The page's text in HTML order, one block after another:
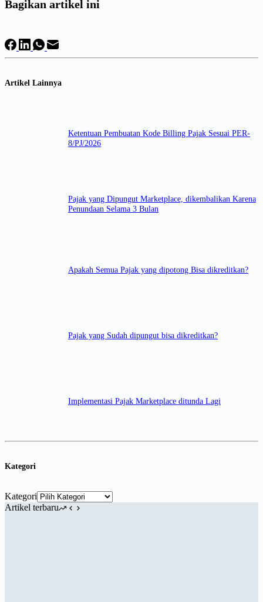
Bagikan artikel ini
Artikel Lainnya
Ketentuan Pembuatan Kode Billing Pajak Sesuai PER-
8/PJ/2026
Pajak yang Dipungut Marketplace, dikembalikan Karena
Penundaan Selama 3 Bulan
Apakah Semua Pajak yang dipotong Bisa dikreditkan?
Pajak yang Sudah dipungut bisa dikreditkan?
Implementasi Pajak Marketplace ditunda Lagi
Kategori
Kategori
Artikel terbaru